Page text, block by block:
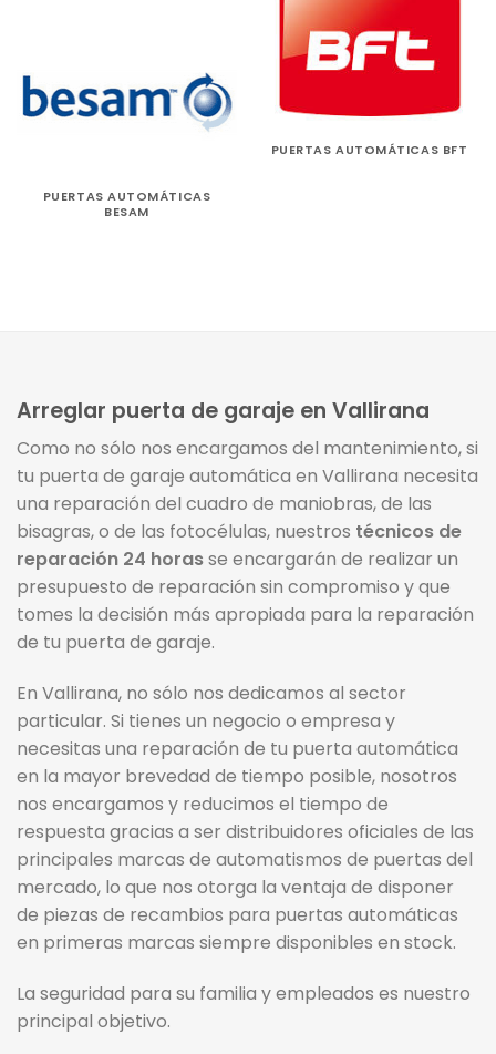
PUERTAS AUTOMÁTICAS BFT
PUERTAS AUTOMÁTICAS
BESAM
Arreglar puerta de garaje en Vallirana
Como no sólo nos encargamos del mantenimiento, si
tu puerta de garaje automática en Vallirana necesita
una reparación del cuadro de maniobras, de las
bisagras, o de las fotocélulas, nuestros técnicos de
reparación 24 horasse encargarán de realizar un
presupuesto de reparación sin compromiso y que
tomes la decisión más apropiada para la reparación
de tu puerta de garaje.
En Vallirana, no sólo nos dedicamos al sector
particular. Si tienes un negocio o empresa y
necesitas una reparación de tu puerta automática
en la mayor brevedad de tiempo posible, nosotros
nos encargamos y reducimos el tiempo de
respuesta gracias a ser distribuidores oficiales de las
principales marcas de automatismos de puertas del
mercado, lo que nos otorga la ventaja de disponer
de piezas de recambios para puertas automáticas
en primeras marcas siempre disponibles en stock.
La seguridad para su familia y empleados es nuestro
principal objetivo.